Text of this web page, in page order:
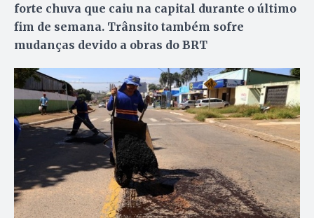
forte chuva que caiu na capital durante o último
fim de semana. Trânsito também sofre
mudanças devido a obras do BRT